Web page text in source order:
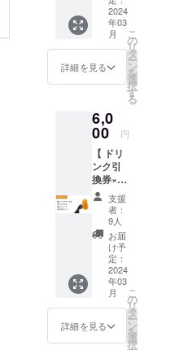
グ ●お
礼のお
手紙 ●
ポスト
カード
●活動報
告メー
点手刷
りのシ
ルクス
クリー
ンプリ
ントの
エコ
バッグ
です。
※カ
ラー、
柄はラ
ンダム
になり
ますの
でご了
承くだ
2024
年03
月
詳細を見る
こ
の
リ
タ
ー
ン
を
選
択
す
る
6,0
00 円
【 ドリ
ンク引
換券×5
枚 】 ●
ドリン
ク引換
券 ●お
礼のお
手紙 ●
ポスト
カード
●活動報
告メー
ル 夜営
業の際
支援
者：
9人
お届
け予
定：
2024
年03
月
詳細を見る
こ
の
リ
タ
ー
ン
を
選
択